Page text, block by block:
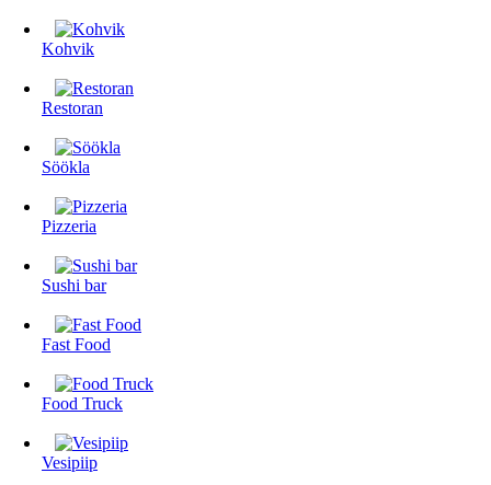
Kohvik
Restoran
Söökla
Pizzeria
Sushi bar
Fast Food
Food Truck
Vesipiip